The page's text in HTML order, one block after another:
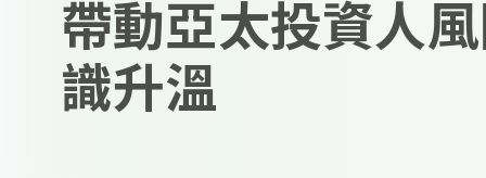
帶動亞太投資人
識升溫